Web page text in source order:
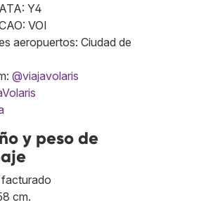
Y4
VOI
aeropuertos: Ciudad de
@viajavolaris
y peso de
facturado
cm.